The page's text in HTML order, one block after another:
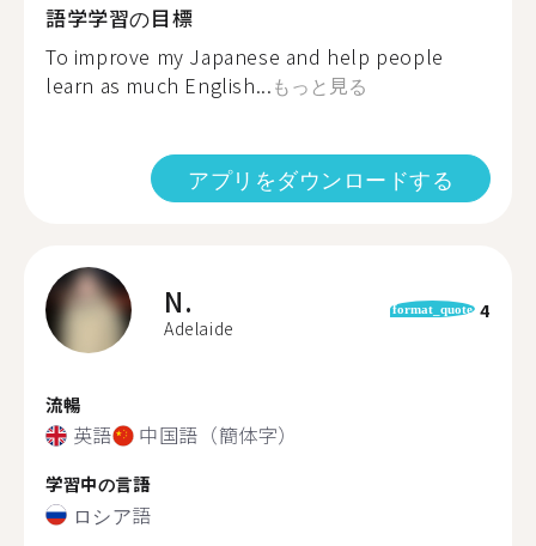
語学学習の目標
To improve my Japanese and help people
learn as much English...もっと見る
アプリをダウンロードする
N.
Adelaide
format_quote 4
流暢
英語 中国語（簡体字）
学習中の言語
ロシア語